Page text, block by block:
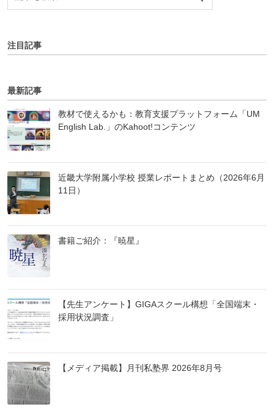
注目記事
最新記事
教材で使えるかも：教育支援プラットフォーム「UM
English Lab.」のKahoot!コンテンツ
近畿大学附属小学校 授業レポートまとめ（2026年6月
11日）
書籍ご紹介：『暁星』
【先生アンケート】GIGAスクール構想「全国端末・
採用状況調査」
【メディア掲載】月刊私塾界 2026年8月号